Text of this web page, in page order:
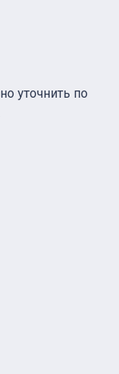
уточнить по